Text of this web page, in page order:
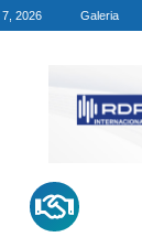
2026 Galeria